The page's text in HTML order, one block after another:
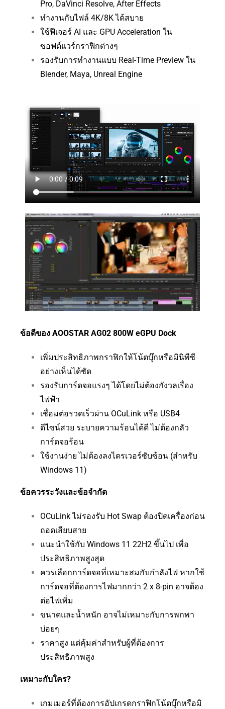
Pro, DaVinci Resolve, After Effects
ทำงานกับไฟล์ 4K/8K ได้สบาย
ใช้ฟีเจอร์ AI และ GPU Acceleration ใน
ซอฟต์แวร์กราฟิกต่างๆ
รองรับการทำงานแบบ Real-Time Preview ใน
Blender, Maya, Unreal Engine
ข้อดีของ AOOSTAR AG02 800W eGPU Dock
เพิ่มประสิทธิภาพกราฟิกให้โน้ตบุ๊กหรือมินิพีซี
อย่างเห็นได้ชัด
รองรับการ์ดจอแรงๆ ได้โดยไม่ต้องกังวลเรื่อง
ไฟฟ้า
เชื่อมต่อรวดเร็วผ่าน OCuLink หรือ USB4
ดีไซน์สวย ระบายความร้อนได้ดี ไม่ต้องกลัว
การ์ดจอร้อน
ใช้งานง่าย ไม่ต้องลงไดรเวอร์ซับซ้อน (สำหรับ
Windows 11)
ข้อควรระวังและข้อจำกัด
OCuLink ไม่รองรับ Hot Swap ต้องปิดเครื่องก่อน
ถอดเสียบสาย
แนะนำใช้กับ Windows 11 22H2 ขึ้นไป เพื่อ
ประสิทธิภาพสูงสุด
ควรเลือกการ์ดจอที่เหมาะสมกับกำลังไฟ หากใช้
การ์ดจอที่ต้องการไฟมากกว่า 2 x 8-pin อาจต้อง
ต่อไฟเพิ่ม
ขนาดและน้ำหนัก อาจไม่เหมาะกับการพกพา
บ่อยๆ
ราคาสูง แต่คุ้มค่าสำหรับผู้ที่ต้องการ
ประสิทธิภาพสูง
เหมาะกับใคร?
เกมเมอร์ที่ต้องการอัปเกรดกราฟิกโน้ตบุ๊กหรือมิ